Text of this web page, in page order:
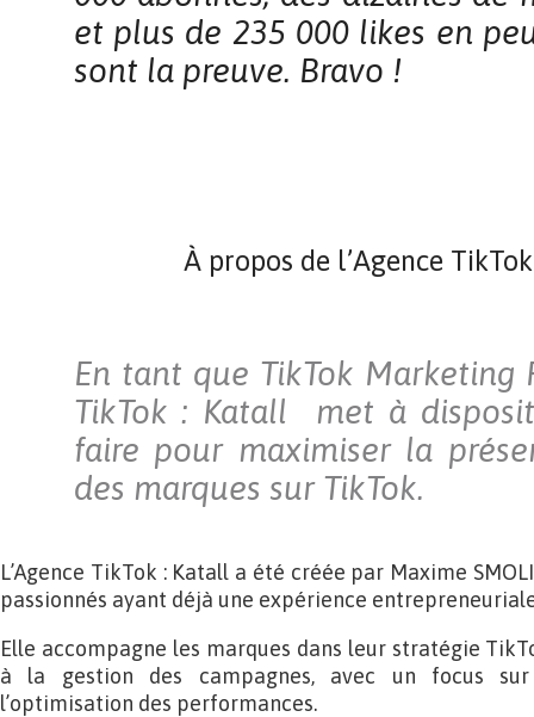
et plus de 235 000 likes en
sont la preuve. Bravo !
À propos de l’Agence
En tant que TikTok Marketing
TikTok : Katall met à
faire pour maximiser la
des marques sur TikTok.
L’Agence TikTok : Katall a été créée par Maxime
passionnés ayant déjà une expérience
Elle accompagne les marques dans leur stratégie
à la gestion des campagnes, avec un focus
l’optimisation des performances.